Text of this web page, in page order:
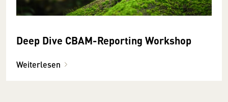
Deep Dive CBAM-Reporting Workshop
Weiterlesen